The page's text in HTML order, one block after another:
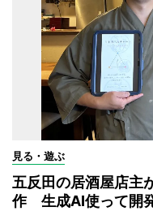
見る・遊ぶ
五反田の居酒屋店主
作 生成AI使って開